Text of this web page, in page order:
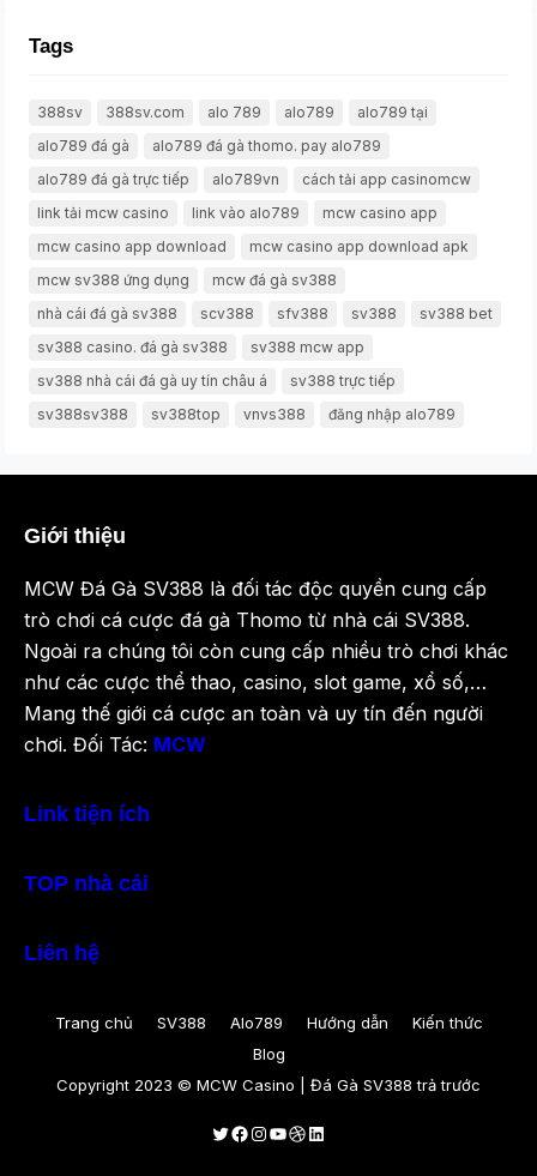
Tags
388sv 388sv.com alo 789 alo789
alo789 tại
alo789 đá gà
alo789 đá gà thomo. pay alo789
alo789 đá gà trực tiếp
alo789vn
cách tải app casinomcw
link tải mcw casino
link vào alo789
mcw casino app
mcw casino app download
mcw casino app download apk
mcw sv388 ứng dụng
mcw đá gà sv388
nhà cái đá gà sv388
scv388 sfv388 sv388
sv388 bet
sv388 casino. đá gà sv388
sv388 mcw app
sv388 nhà cái đá gà uy tín châu á
sv388 trực tiếp
sv388sv388
sv388top vnvs388 đăng nhập alo789
Giới thiệu
MCW Đá Gà SV388 là đối tác độc quyền cung cấp
trò chơi cá cược đá gà Thomo từ nhà cái SV388.
Ngoài ra chúng tôi còn cung cấp nhiều trò chơi khác
như các cược thể thao, casino, slot game, xổ số,…
Mang thế giới cá cược an toàn và uy tín đến người
chơi. Đối Tác: MCW
Link tiện ích
TOP nhà cái
Liên hệ
Trang chủ SV388 Alo789 Hướng dẫn
Kiến thức
Blog
Copyright 2023 © MCW Casino | Đá Gà SV388 trả trước
Twitter
Facebook
Instagram
Youtube
Dribbble
LinkedIn